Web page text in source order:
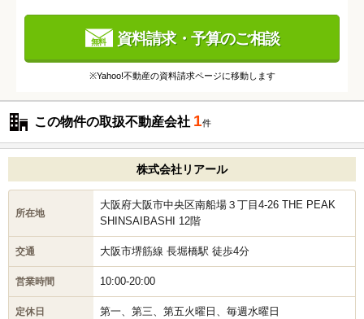
資料請求・予算のご相談
※Yahoo!不動産の資料請求ページに移動します
この物件の取扱不動産会社 1件
株式会社リアール
所在地
大阪府大阪市中央区南船場３丁目4-26 THE PEAK
SHINSAIBASHI 12階
交通 大阪市堺筋線 長堀橋駅 徒歩4分
営業時間 10:00-20:00
定休日 第一、第三、第五火曜日、毎週水曜日